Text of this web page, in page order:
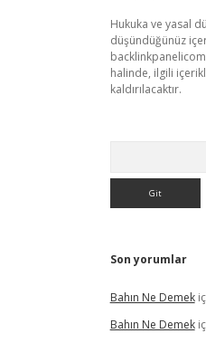
Hukuka ve yasal
düşündüğünüz
halinde, ilgili
kaldırılacaktır.
Son yorumlar
Bahın Ne Demek
Bahın Ne Demek